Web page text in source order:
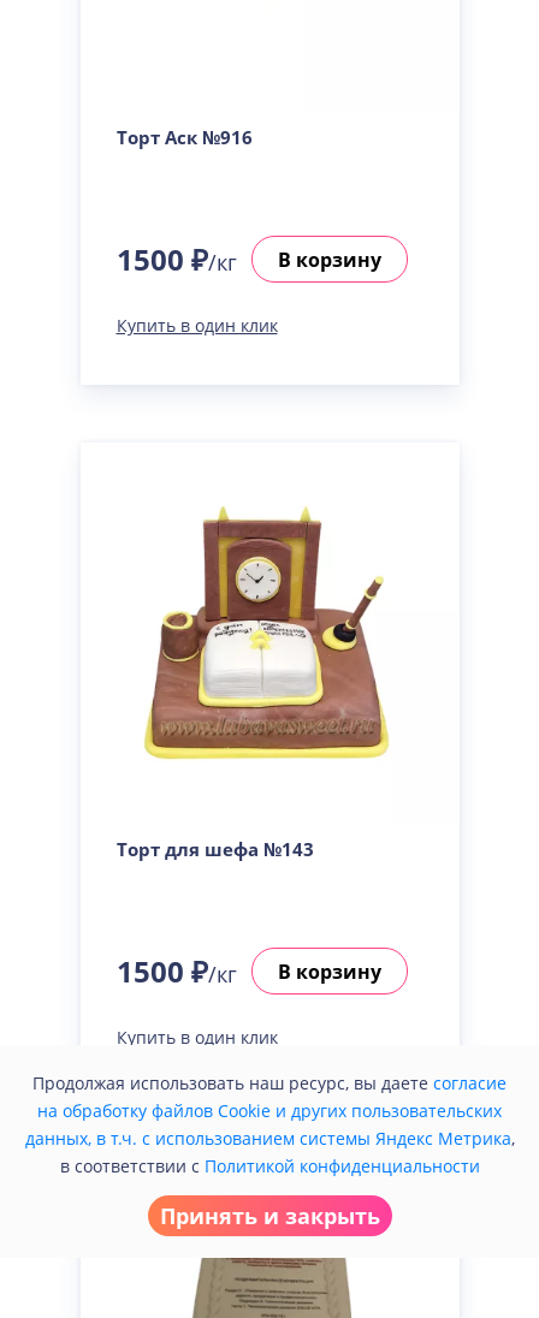
Торт Аск №916
1500 ₽/кг В корзину
Купить в один клик
Торт для шефа №143
1500 ₽/кг В корзину
Купить в один клик
Продолжая использовать наш ресурс, вы даете согласие
на обработку файлов Cookie и других пользовательских
данных, в т.ч. с использованием системы Яндекс Метрика,
в соответствии с Политикой конфиденциальности
Принять и закрыть